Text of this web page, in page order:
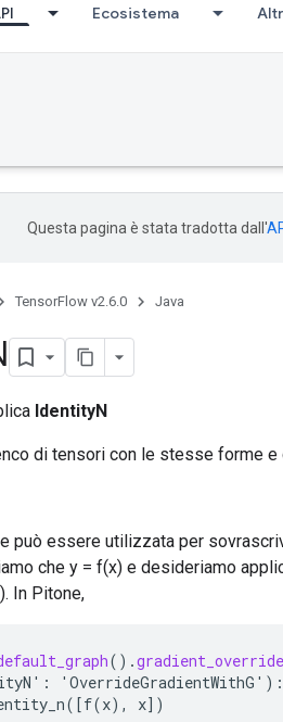
Ecosistema
Questa pagina è stata tradotta dall'
TensorFlow v2.6.0 Java
IdentityN
di tensori con le stesse forme e
può essere utilizzata per
che y = f(x) e desideriamo
In Pitone,
().
' : ' OverrideGradientWithG ' ):
( [f(x), x] )